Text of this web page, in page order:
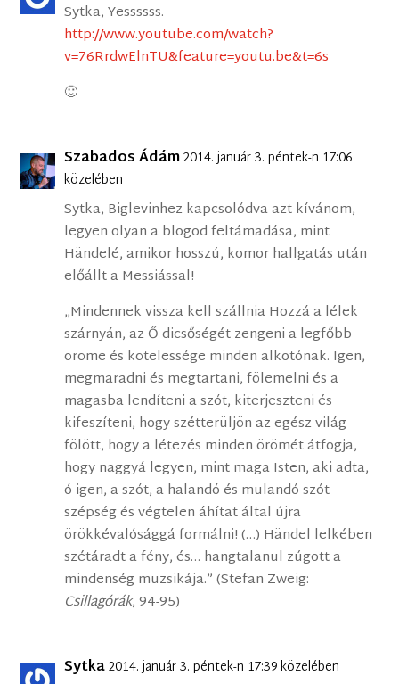
Sytka, Yessssss.
http://www.youtube.com/watch?
v=76RrdwElnTU&feature=youtu.be&t=6s
🙂
Szabados Ádám2014. január 3. péntek-n 17:06
közelében
Sytka, Biglevinhez kapcsolódva azt kívánom,
legyen olyan a blogod feltámadása, mint
Händelé, amikor hosszú, komor hallgatás után
előállt a Messiással!
„Mindennek vissza kell szállnia Hozzá a lélek
szárnyán, az Ő dicsőségét zengeni a legfőbb
öröme és kötelessége minden alkotónak. Igen,
megmaradni és megtartani, fölemelni és a
magasba lendíteni a szót, kiterjeszteni és
kifeszíteni, hogy szétterüljön az egész világ
fölött, hogy a létezés minden örömét átfogja,
hogy naggyá legyen, mint maga Isten, aki adta,
ó igen, a szót, a halandó és mulandó szót
szépség és végtelen áhítat által újra
örökkévalósággá formálni! (…) Händel lelkében
szétáradt a fény, és… hangtalanul zúgott a
mindenség muzsikája.” (Stefan Zweig:
Csillagórák, 94-95)
Sytka2014. január 3. péntek-n 17:39 közelében